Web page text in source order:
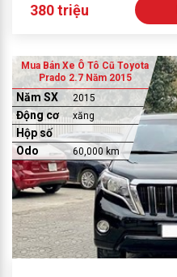
380 triệu
Mua Bán Xe Ô Tô Cũ Toyota
Prado 2.7 Năm 2015
Năm SX 2015
Động cơ xăng
Hộp số
Odo
60,000 km